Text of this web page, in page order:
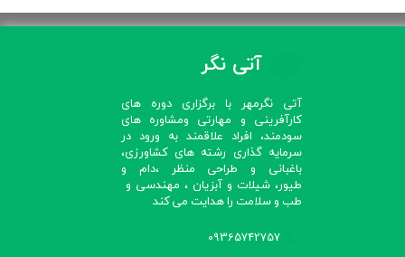
آتی نگر
آتی نگرمهر با برگزاری دوره های
کارآفرینی و مهارتی ومشاوره های
سودمند، افراد علاقمند به ورود در
سرمایه گذاری رشته های کشاورزی،
باغبانی و طراحی منظر ،دام و
طیور، شیلات و آبزیان ، مهندسی و
طب و سلامت را هدایت می کند​​​​​​​
09365742757